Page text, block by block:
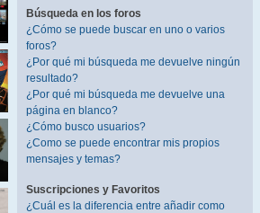
Búsqueda en los foros
¿Cómo se puede buscar en uno o varios
foros?
¿Por qué mi búsqueda me devuelve ningún
resultado?
¿Por qué mi búsqueda me devuelve una
página en blanco?
¿Cómo busco usuarios?
¿Como se puede encontrar mis propios
mensajes y temas?
Suscripciones y Favoritos
¿Cuál es la diferencia entre añadir como